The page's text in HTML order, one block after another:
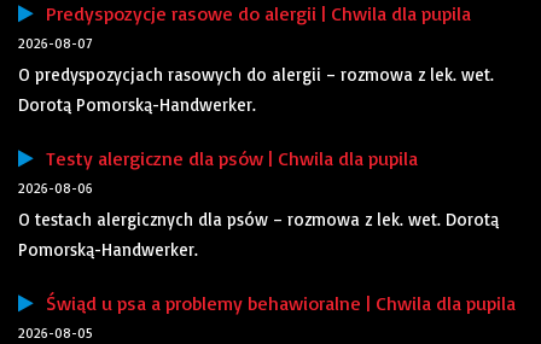
Predyspozycje rasowe do alergii | Chwila dla pupila
2026-08-07
O predyspozycjach rasowych do alergii – rozmowa z lek. wet.
Dorotą Pomorską-Handwerker.
Testy alergiczne dla psów | Chwila dla pupila
2026-08-06
O testach alergicznych dla psów – rozmowa z lek. wet. Dorotą
Pomorską-Handwerker.
Świąd u psa a problemy behawioralne | Chwila dla pupila
2026-08-05